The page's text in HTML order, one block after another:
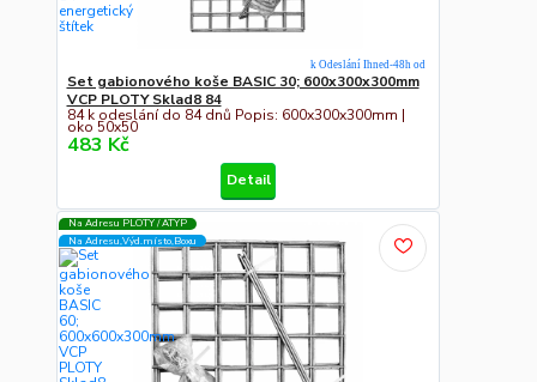
Set gabionového koše BASIC 30; 600x300x300mm
VCP PLOTY Sklad8 84
84 k odeslání do 84 dnů Popis: 600x300x300mm |
oko 50x50
483 Kč
k Odeslání Ihned-48h od
Detail
Na Adresu PLOTY / ATYP
Na Adresu,Výd.místo,Boxu